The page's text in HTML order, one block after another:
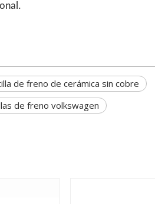
de freno de cerámica sin cobre
de freno volkswagen